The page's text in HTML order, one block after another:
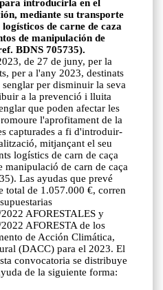
introducirla en el
mediante su transporte
de carne de caza
de manipulación de
BDNS 705735).
de 27 de juny, per la
per a l'any 2023, destinats
per disminuir la seva
a la prevenció i lluita
que poden afectar les
l'aprofitament de la
capturades a fi d'introduir-
mitjançant el seu
logístics de carn de caça
manipulació de carn de caça
Las ayudas que prevé
total de 1.057.000 €, corren
AFORESTALES y
AFORESTA de los
de Acción Climática,
(DACC) para el 2023. El
convocatoria se distribuye
de la siguiente forma: